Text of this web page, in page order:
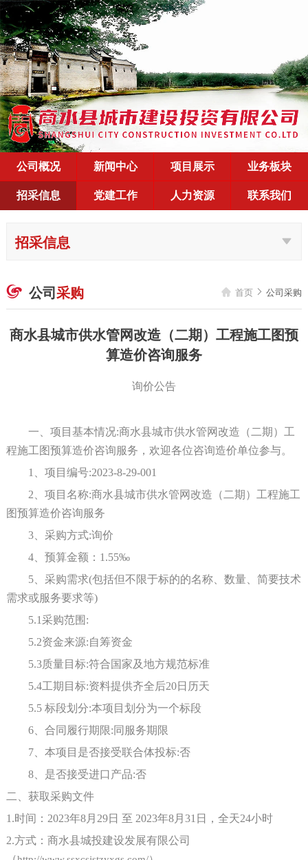
公司概况 新闻中心 项目展示
业务板块
招采信息
党建工作 人力资源 联系我们
招采信息
 公司采购  首页  公司采购
商水县城市供水管网改造（二期）工程施工图预
算造价咨询服务
询价公告
一、项目基本情况:商水县城市供水管网改造（二期）工
程施工图预算造价咨询服务 ，欢迎各位咨询造价单位参与。
1、项目编号:2023-8-29-001
2、项目名称:商水县城市供水管网改造（二期）工程施工
图预算造价咨询服务
3、采购方式:询价
4、预算金额 ： 1.55‰
5、采购需求(包括但不限于标的的名称、数量、简要技术
需求或服务要求等)
5.1采购范围:
5.2资金来源:自筹资金
5.3质量目标:符合国家及地方规范标准
5.4工期目标:资料提供齐全后20日历天
5.5 标段划分:本项目划分为一个标段
6、合同履行期限:同服务期限
7、本项目是否接受联合体投标:否
8、是否接受进口产品:否
二、获取采购文件
1.时间：2023年8月 29日 至 2023年8月 31 日，全天24小时
2.方式：商水县城投建设发展有限公司